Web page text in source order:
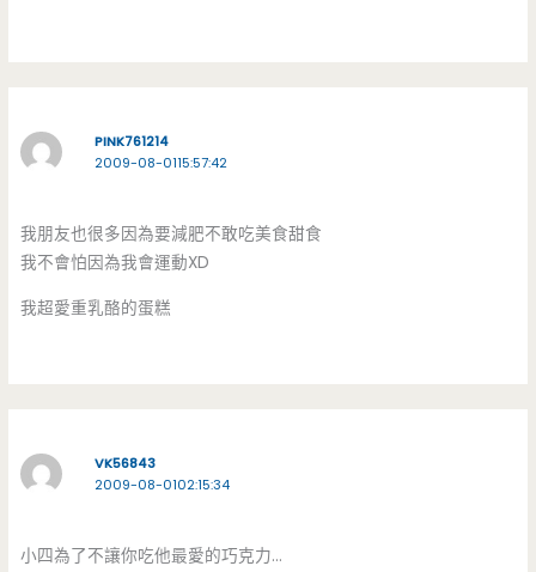
PINK761214
2009-08-0115:57:42
我朋友也很多因為要減肥不敢吃美食甜食
我不會怕因為我會運動XD
我超愛重乳酪的蛋糕
VK56843
2009-08-0102:15:34
小四為了不讓你吃他最愛的巧克力…